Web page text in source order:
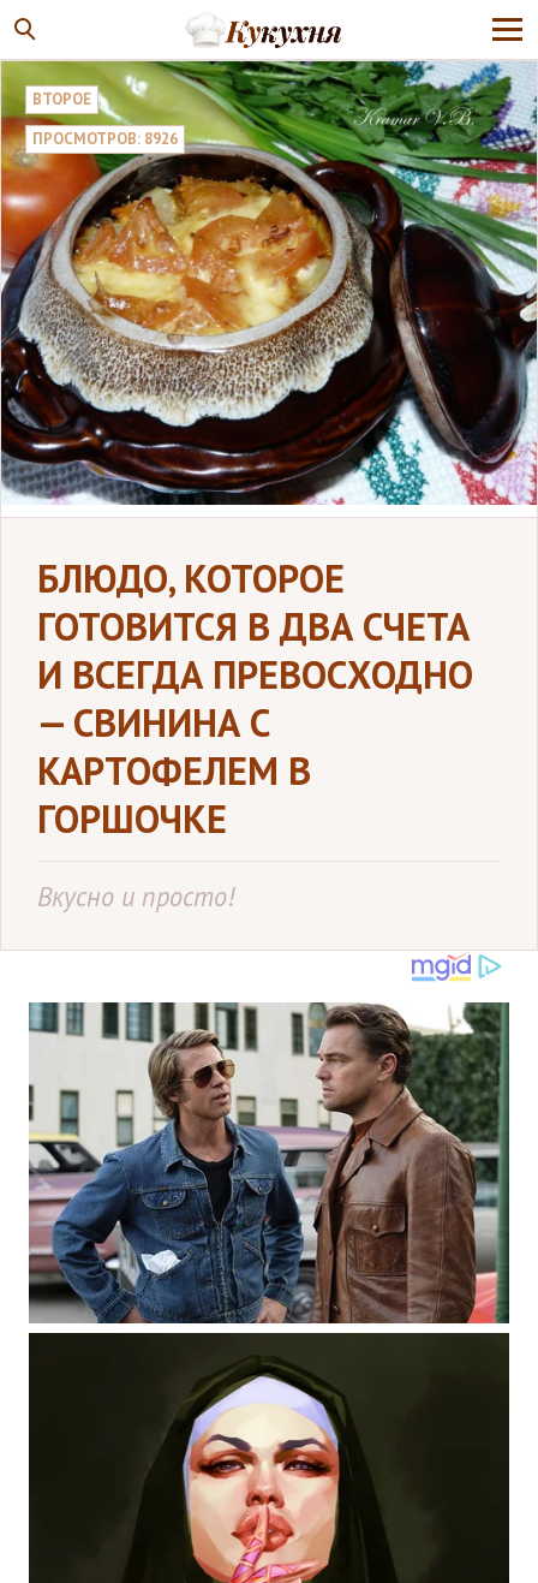
ВТОРОЕ
ПРОСМОТРОВ: 8926
БЛЮДО, КОТОРОЕ
ГОТОВИТСЯ В ДВА СЧЕТА
И ВСЕГДА ПРЕВОСХОДНО
— СВИНИНА С
КАРТОФЕЛЕМ В
ГОРШОЧКЕ
Вкусно и просто!